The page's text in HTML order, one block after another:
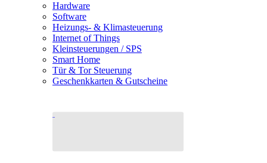
Hardware
Software
Heizungs- & Klimasteuerung
Internet of Things
Kleinsteuerungen / SPS
Smart Home
Tür & Tor Steuerung
Geschenkkarten & Gutscheine